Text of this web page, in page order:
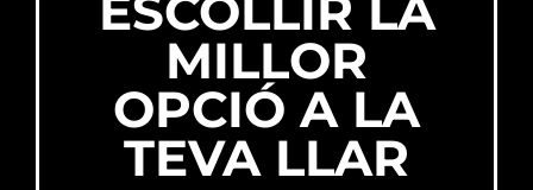
ESCOLLIR LA
MILLOR
OPCIÓ A LA
TEVA LLAR